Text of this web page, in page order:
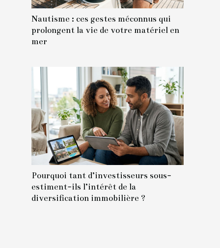
Nautisme : ces gestes méconnus qui
prolongent la vie de votre matériel en
mer
Pourquoi tant d’investisseurs sous-
estiment-ils l’intérêt de la
diversification immobilière ?